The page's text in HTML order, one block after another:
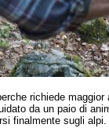
richiede
da un paio di
finalmente sugli alpi.